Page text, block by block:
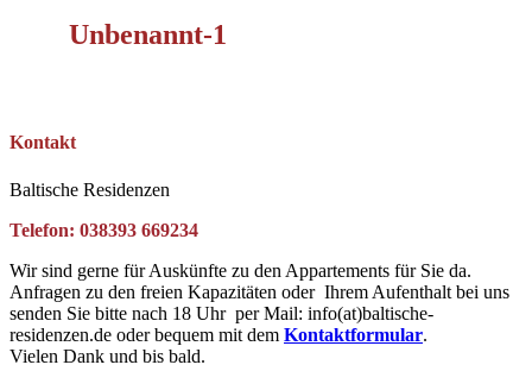
Unbenannt-1
Kontakt
Baltische Residenzen
Telefon: 038393 669234
Wir sind gerne für Auskünfte zu den Appartements für Sie da.
Anfragen zu den freien Kapazitäten oder Ihrem Aufenthalt bei uns
senden Sie bitte nach 18 Uhr per Mail: info(at)baltische-
residenzen.de oder bequem mit dem Kontaktformular.
Vielen Dank und bis bald.